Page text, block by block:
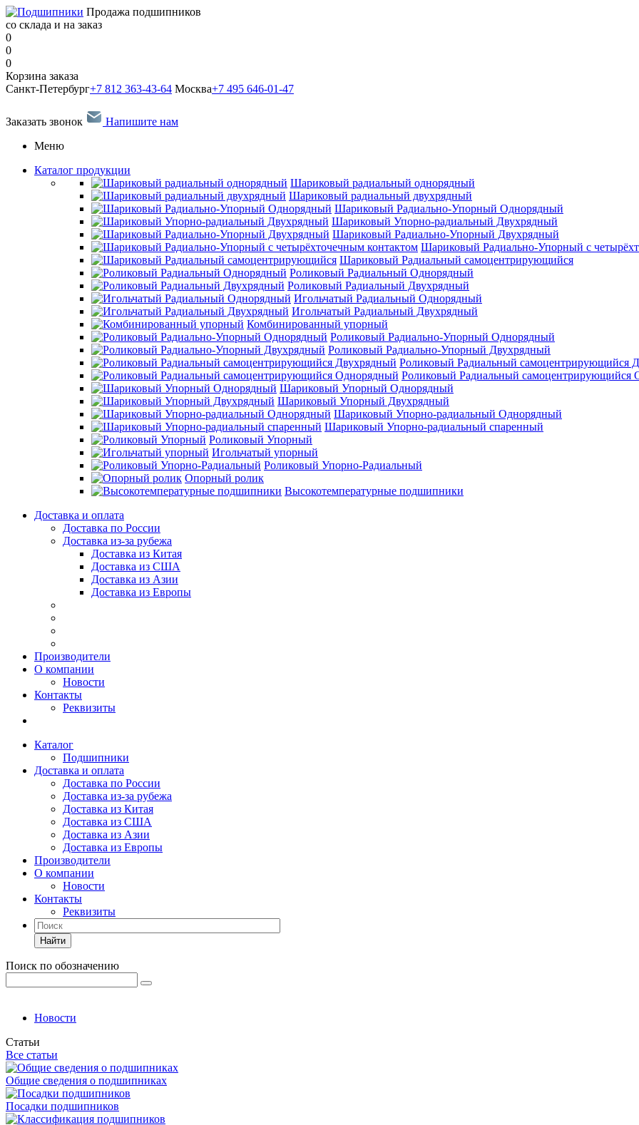
Продажа подшипников
со склада и на заказ
0
0
0
Корзина заказа
Санкт-Петербург+7 812 363-43-64 Москва+7 495 646-01-47
Заказать звонок
Напишите нам
Меню
Каталог продукции
Шариковый радиальный однорядный
Шариковый радиальный двухрядный
Шариковый Радиально-Упорный Однорядный
Шариковый Упорно-радиальный Двухрядный
Шариковый Радиально-Упорный Двухрядный
Шариковый Радиально-Упорный с
Шариковый Радиальный самоцентрирующийся
Роликовый Радиальный Однорядный
Роликовый Радиальный Двухрядный
Игольчатый Радиальный Однорядный
Игольчатый Радиальный Двухрядный
Комбинированный упорный
Роликовый Радиально-Упорный Однорядный
Роликовый Радиально-Упорный Двухрядный
Роликовый Радиальный самоцентрирующийся
Роликовый Радиальный самоцентрирующийся
Шариковый Упорный Однорядный
Шариковый Упорный Двухрядный
Шариковый Упорно-радиальный Однорядный
Шариковый Упорно-радиальный спаренный
Роликовый Упорный
Игольчатый упорный
Роликовый Упорно-Радиальный
Опорный ролик
Высокотемпературные подшипники
Доставка и оплата
Доставка по России
Доставка из-за рубежа
Доставка из Китая
Доставка из США
Доставка из Азии
Доставка из Европы
Производители
О компании
Новости
Контакты
Реквизиты
Каталог
Подшипники
Доставка и оплата
Доставка по России
Доставка из-за рубежа
Доставка из Китая
Доставка из США
Доставка из Азии
Доставка из Европы
Производители
О компании
Новости
Контакты
Реквизиты
Найти
Поиск по обозначению
Новости
Статьи
Все статьи
Общие сведения о подшипниках
Посадки подшипников